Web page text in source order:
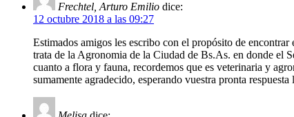
Frechtel, Arturo Emilio dice:
12 octubre 2018 a las 09:27
Estimados amigos les escribo con el propósito de
trata de la Agronomia de la Ciudad de Bs.As. en donde el
cuanto a flora y fauna, recordemos que es veterinaria y
sumamente agradecido, esperando vuestra pronta